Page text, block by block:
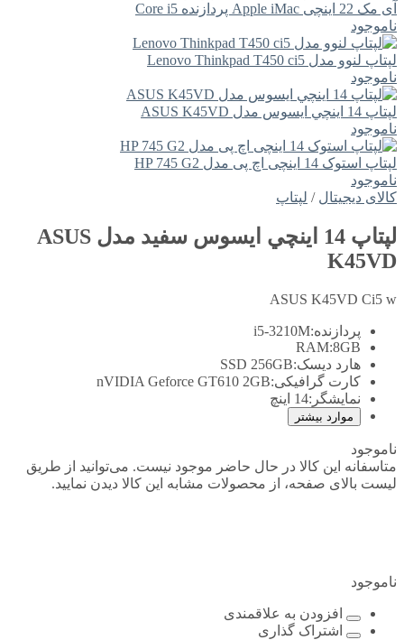
آی مک 22 اینچی Apple iMac پردازنده Core i5
ناموجود
لپتاپ لنوو مدل Lenovo Thinkpad T450 ci5
ناموجود
لپتاپ 14 اينچي ايسوس مدل ASUS K45VD
ناموجود
لپتاپ استوک 14 اینچی اچ پی مدل HP 745 G2
ناموجود
کالای دیجیتال / لپتاپ
لپتاپ 14 اينچي ايسوس سفید مدل ASUS
K45VD
ASUS K45VD Ci5 w
پردازنده:i5-3210M
RAM:8GB
هارد دیسک:SSD 256GB
کارت گرافیکی:nVIDIA Geforce GT610 2GB
نمایشگر:14 اینچ
موارد بیشتر
ناموجود
متاسفانه این کالا در حال حاضر موجود نیست. می‌توانید از طریق
لیست بالای صفحه، از محصولات مشابه این کالا دیدن نمایید.
ناموجود
افزودن به علاقمندی
اشتراک گذاری